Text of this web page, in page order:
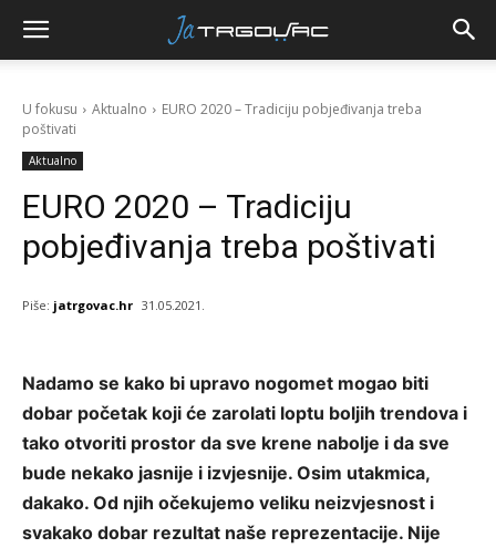
U fokusu Aktualno
EURO 2020 – Tradiciju pobjeđivanja treba
poštivati
Aktualno
EURO 2020 – Tradiciju
pobjeđivanja treba poštivati
Piše: jatrgovac.hr 31.05.2021.
Nadamo se kako bi upravo nogomet mogao biti
dobar početak koji će zarolati loptu boljih trendova i
tako otvoriti prostor da sve krene nabolje i da sve
bude nekako jasnije i izvjesnije. Osim utakmica,
dakako. Od njih očekujemo veliku neizvjesnost i
svakako dobar rezultat naše reprezentacije. Nije